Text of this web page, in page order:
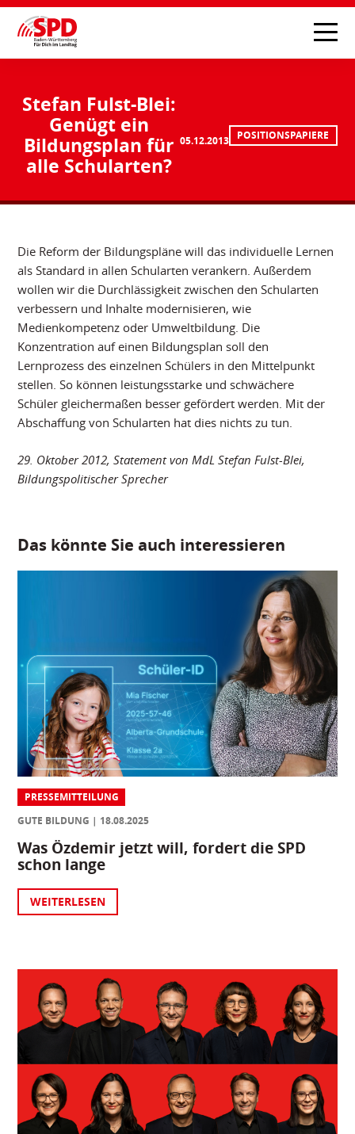
Stefan Fulst-Blei:
Genügt ein
Bildungsplan für
alle Schularten?
05.12.2013 POSITIONSPAPIERE
Die Reform der Bildungspläne will das individuelle Lernen
als Standard in allen Schularten verankern. Außerdem
wollen wir die Durchlässigkeit zwischen den Schularten
verbessern und Inhalte modernisieren, wie
Medienkompetenz oder Umweltbildung. Die
Konzentration auf einen Bildungsplan soll den
Lernprozess des einzelnen Schülers in den Mittelpunkt
stellen. So können leistungsstarke und schwächere
Schüler gleichermaßen besser gefördert werden. Mit der
Abschaffung von Schularten hat dies nichts zu tun.
29. Oktober 2012, Statement von MdL Stefan Fulst-Blei,
Bildungspolitischer Sprecher
Das könnte Sie auch interessieren
PRESSEMITTEILUNG
GUTE BILDUNG
18.08.2025
Was Özdemir jetzt will, fordert die SPD
schon lange
WEITERLESEN